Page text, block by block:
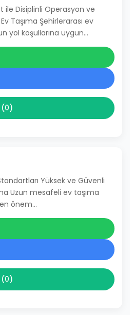
ile Disiplinli Operasyon ve
Taşıma Şehirlerarası ev
yol koşullarına uygun…
(0)
Yüksek ve Güvenli
Uzun mesafeli ev taşıma
önem…
(0)